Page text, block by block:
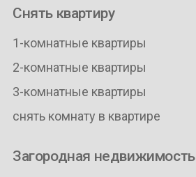
Снять квартиру
1-комнатные квартиры
2-комнатные квартиры
3-комнатные квартиры
снять комнату в квартире
Загородная недвижимость